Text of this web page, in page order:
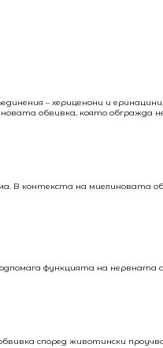
– хериценони и
обвивка, която обгражда
В контекста на миелиновата
функцията на нервната
според животински